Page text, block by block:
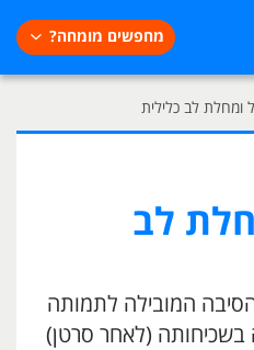
מחפשים מומחה?
ומחלת לב כלילית
לב
המובילה לתמותה
בשכיחותה (לאחר סרטן)